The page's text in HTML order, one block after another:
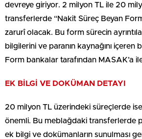
devreye giriyor. 2 milyon TL ile 20
transferlerde “Nakit Süreç Beyan
zarurî olacak. Bu form sürecin
bilgilerini ve paranın kaynağını içeren
Form bankalar tarafından MASAK’a
EK BİLGİ VE DOKÜMAN DETAYI
20 milyon TL üzerindeki süreçlerde
önemli. Bu meblağdaki transferlerde
ek bilgi ve dokümanların sunulması